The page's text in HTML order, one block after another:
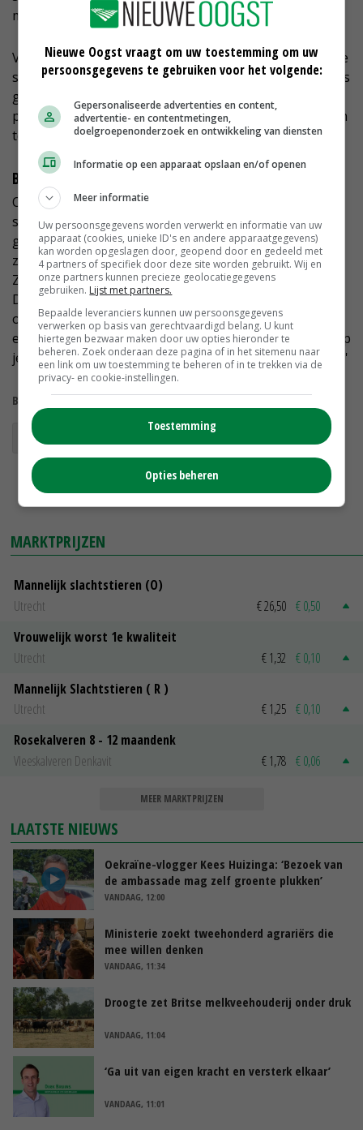
melkveehouder maakt daarin het verschil.'
Van Norel juicht daarom ook het terugkoppelen van de
slachtgegevens naar de melkveehouder waar het kalf is
geboren toe. Sommige partijen doen dit nu al. Er zijn
plannen om die terugkoppeling voor alle vleeskalveren
te realiseren. 'Wellicht kan dit ogen openen.'
Bevestiging
Ook Van Roomen ziet een terugkoppeling van
slachtgegevens wel zitten. 'Met name wanneer je het
goed doet, is dit een vorm van bevestiging. Goed om te
zien dat de kalveren een goed slachtgewicht hebben.
Zo niet, dan heb je een uitdaging.'
De melkveehoudster leerde ook van collega-
ondernemers. Eén van hen had bijvoorbeeld goede
ervaringen met biestverstrekking via de sonde. 'Zo help
je elkaar met nuttige tips naar een betere kalveropfok.'
Bekijk meer over:
stierkalf jongveeopfok
MARKTPRIJZEN
Mannelijk slachtstieren (O)
Utrecht
€ 26,50 € 0,50
Vrouwelijk worst 1e kwaliteit
Utrecht
€ 1,32 € 0,10
Mannelijk Slachtstieren ( R )
Utrecht
€ 1,25 € 0,10
Rosekalveren 8 - 12 maandenk
Vleeskalveren Denkavit
€ 1,78 € 0,06
MEER MARKTPRIJZEN
LAATSTE NIEUWS
Oekraïne-vlogger Kees Huizinga: ‘Bezoek van
de ambassade mag zelf groente plukken’
VANDAAG, 12:00
Ministerie zoekt tweehonderd agrariërs die
mee willen denken
VANDAAG, 11:34
Droogte zet Britse melkveehouderij onder druk
VANDAAG, 11:04
‘Ga uit van eigen kracht en versterk elkaar’
VANDAAG, 11:01
Nieuwe Oogst vraagt om uw toestemming om uw
persoonsgegevens te gebruiken voor het volgende:
Gepersonaliseerde advertenties en content,
advertentie- en contentmetingen,
doelgroepenonderzoek en ontwikkeling van diensten
Informatie op een apparaat opslaan en/of openen
Meer informatie
Uw persoonsgegevens worden verwerkt en informatie van uw
apparaat (cookies, unieke ID's en andere apparaatgegevens)
kan worden opgeslagen door, geopend door en gedeeld met
4 partners of specifiek door deze site worden gebruikt. Wij en
onze partners kunnen precieze geolocatiegegevens
gebruiken. Lijst met partners.
Bepaalde leveranciers kunnen uw persoonsgegevens
verwerken op basis van gerechtvaardigd belang. U kunt
hiertegen bezwaar maken door uw opties hieronder te
beheren. Zoek onderaan deze pagina of in het sitemenu naar
een link om uw toestemming te beheren of in te trekken via de
privacy- en cookie-instellingen.
Toestemming
Opties beheren